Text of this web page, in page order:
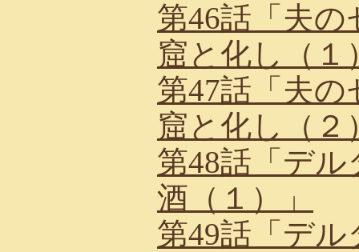
第46話「夫
窟と化し（１
第47話「夫
窟と化し（２
第48話「デ
酒（１）」
第49話「デ